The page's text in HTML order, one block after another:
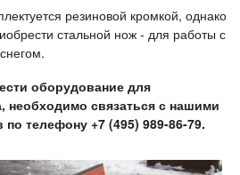
резиновой кромкой, однако
стальной нож - для работы с
оборудование для
необходимо связаться с нашими
телефону +7 (495) 989-86-79.